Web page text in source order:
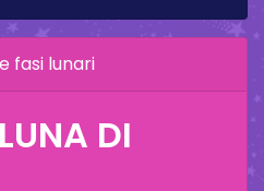
fasi lunari
DI